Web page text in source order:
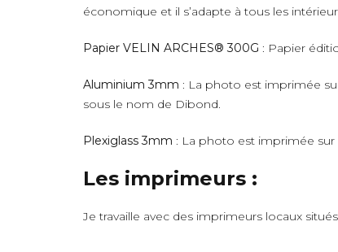
économique et il s’adapte à tous les
Papier VELIN ARCHES® 300G : Papier
Aluminium 3mm : La photo est imprimée
sous le nom de Dibond.
Plexiglass 3mm : La photo est imprimée sur
Les imprimeurs :
Je travaille avec des imprimeurs locaux